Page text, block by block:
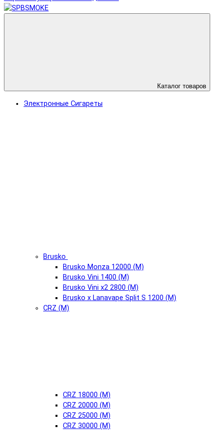
Каталог товаров
Электронные Сигареты
Brusko
Brusko Monza 12000 (М)
Brusko Vini 1400 (М)
Brusko Vini x2 2800 (М)
Brusko x Lanavape Split S 1200 (М)
CRZ (М)
CRZ 18000 (М)
CRZ 20000 (М)
CRZ 25000 (М)
CRZ 30000 (М)